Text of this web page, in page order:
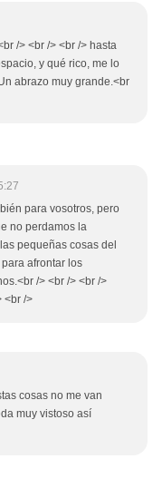
/> <br /> <br /> hasta
y qué rico, me lo
abrazo muy grande.<br
para vosotros, pero
no perdamos la
pequeñas cosas del
afrontar los
/> <br /> <br />
<br />
cosas no me van
muy vistoso así